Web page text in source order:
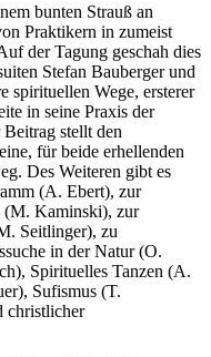
bunten Strauß an
Praktikern in zumeist
der Tagung geschah dies
Stefan Bauberger und
spirituellen Wege, ersterer
in seine Praxis der
stellt den
für beide erhellenden
Des Weiteren gibt es
(A. Ebert), zur
(M. Kaminski), zur
Seitlinger), zu
in der Natur (O.
Spirituelles Tanzen (A.
Sufismus (T.
christlicher